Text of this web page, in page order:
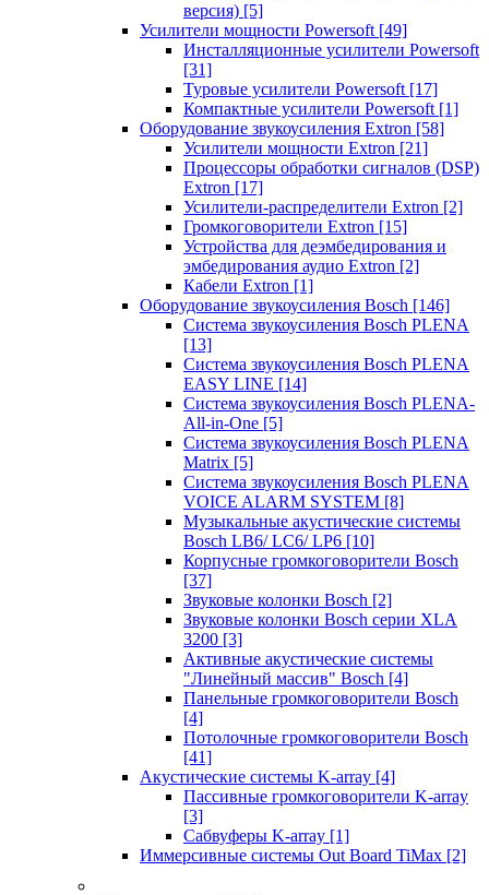
версия) [5]
Усилители мощности Powersoft [49]
Инсталляционные усилители Powersoft
[31]
Туровые усилители Powersoft [17]
Компактные усилители Powersoft [1]
Оборудование звукоусиления Extron [58]
Усилители мощности Extron [21]
Процессоры обработки сигналов (DSP)
Extron [17]
Усилители-распределители Extron [2]
Громкоговорители Extron [15]
Устройства для деэмбедирования и
эмбедирования аудио Extron [2]
Кабели Extron [1]
Оборудование звукоусиления Bosch [146]
Система звукоусиления Bosch PLENA
[13]
Система звукоусиления Bosch PLENA
EASY LINE [14]
Система звукоусиления Bosch PLENA-
All-in-One [5]
Система звукоусиления Bosch PLENA
Matrix [5]
Система звукоусиления Bosch PLENA
VOICE ALARM SYSTEM [8]
Музыкальные акустические системы
Bosch LB6/ LC6/ LP6 [10]
Корпусные громкоговорители Bosch
[37]
Звуковые колонки Bosch [2]
Звуковые колонки Bosch серии XLA
3200 [3]
Активные акустические системы
"Линейный массив" Bosch [4]
Панельные громкоговорители Bosch
[4]
Потолочные громкоговорители Bosch
[41]
Акустические системы K-array [4]
Пассивные громкоговорители K-array
[3]
Сабвуферы K-array [1]
Иммерсивные системы Out Board TiMax [2]